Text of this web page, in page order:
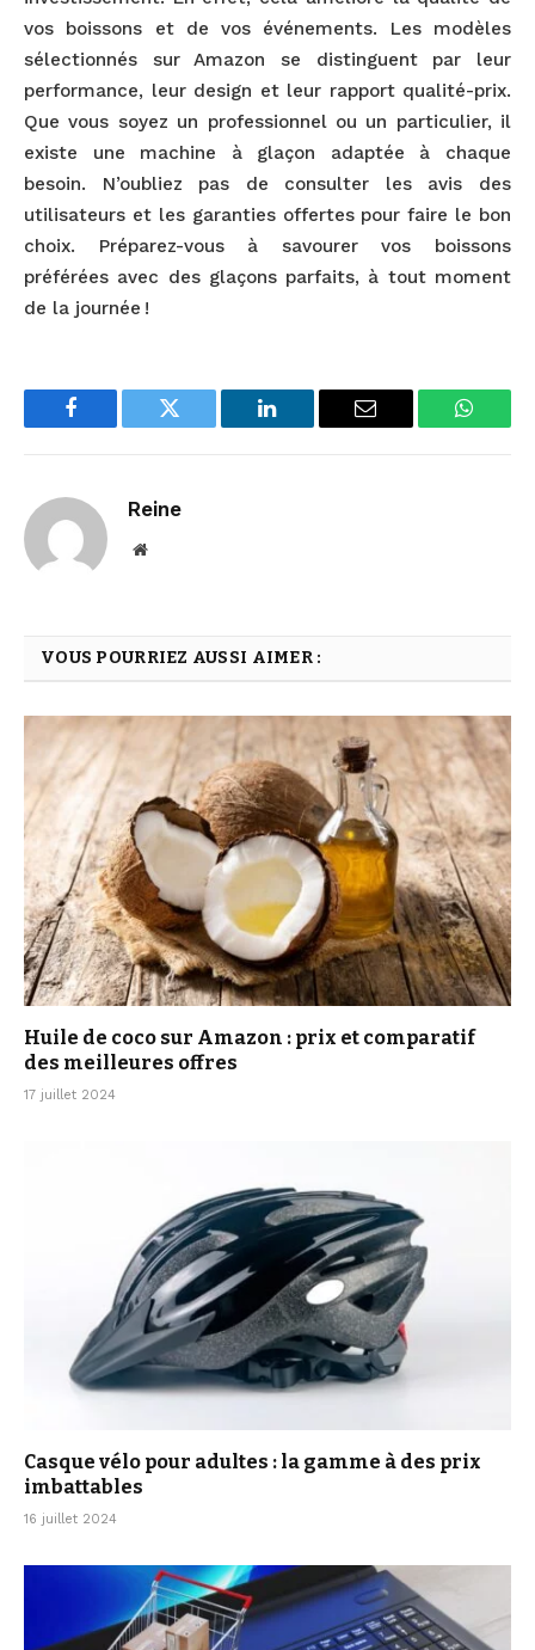
vos boissons et de vos événements. Les modèles
sélectionnés sur Amazon se distinguent par leur
performance, leur design et leur rapport qualité-prix.
Que vous soyez un professionnel ou un particulier, il
existe une machine à glaçon adaptée à chaque
besoin. N’oubliez pas de consulter les avis des
utilisateurs et les garanties offertes pour faire le bon
choix. Préparez-vous à savourer vos boissons
préférées avec des glaçons parfaits, à tout moment
de la journée !
Facebook Twitter LinkedIn Email
Reine
Website
VOUS POURRIEZ AUSSI AIMER :
Huile de coco sur Amazon : prix et comparatif
des meilleures offres
17 juillet 2024
Casque vélo pour adultes : la gamme à des prix
imbattables
16 juillet 2024